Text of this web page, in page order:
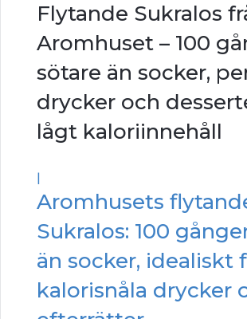
Flytande Sukralos
Aromhuset – 100
sötare än socker,
drycker och
lågt kaloriinnehåll
|
Aromhusets
Sukralos: 100
än socker, idealiskt
kalorisnåla drycker